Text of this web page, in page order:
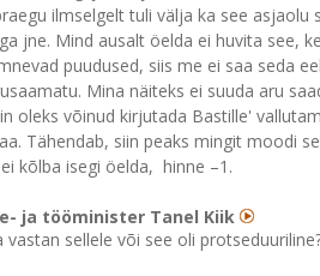
ilmselgelt tuli välja ka see
jne. Mind ausalt öelda ei huvita see,
puudused, siis me ei saa seda
Mina näiteks ei suuda aru
oleks võinud kirjutada Bastille'
Tähendab, siin peaks mingit moodi
kõlba isegi öelda, hinne –1.
ja tööminister Tanel Kiik
vastan sellele või see oli